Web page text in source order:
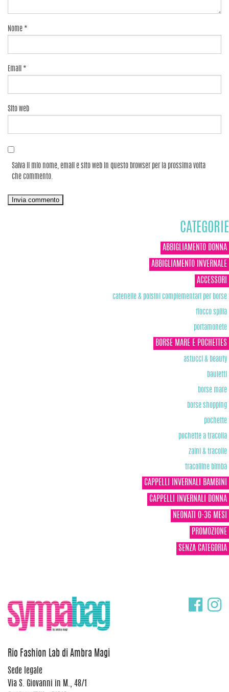
Nome *
Email *
Sito web
Salva il mio nome, email e sito web in questo browser per la prossima volta
che commento.
CATEGORIE
ABBIGLIAMENTO DONNA
ABBIGLIAMENTO INVERNALE
ACCESSORI
catenelle & polsini complementari per borse
fiocco spilla
portamonete
BORSE MARE E POCHETTES
astucci & beauty
bauletti
borse mare
borse shopping
pochette
pochette a tracolla
zaini & tracolle
tracolline bimba
CAPPELLI INVERNALI BAMBINI
CAPPELLI INVERNALI DONNA
NEONATI 0-36 MESI
PROMOZIONE
SENZA CATEGORIA
Rio Fashion Lab di Ambra Magi
Sede legale
Via S. Giovanni in M., 48/1